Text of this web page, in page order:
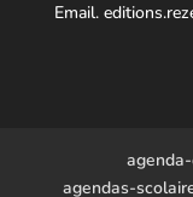
Email.
agendas-